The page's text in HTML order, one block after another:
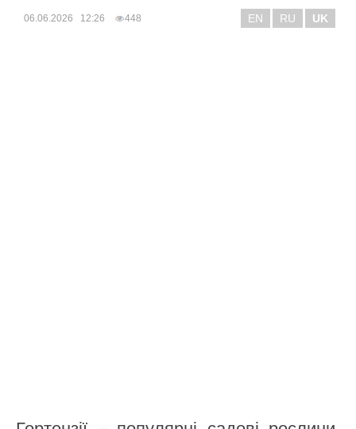
06.06.2026 12:26 448 EN RU UK